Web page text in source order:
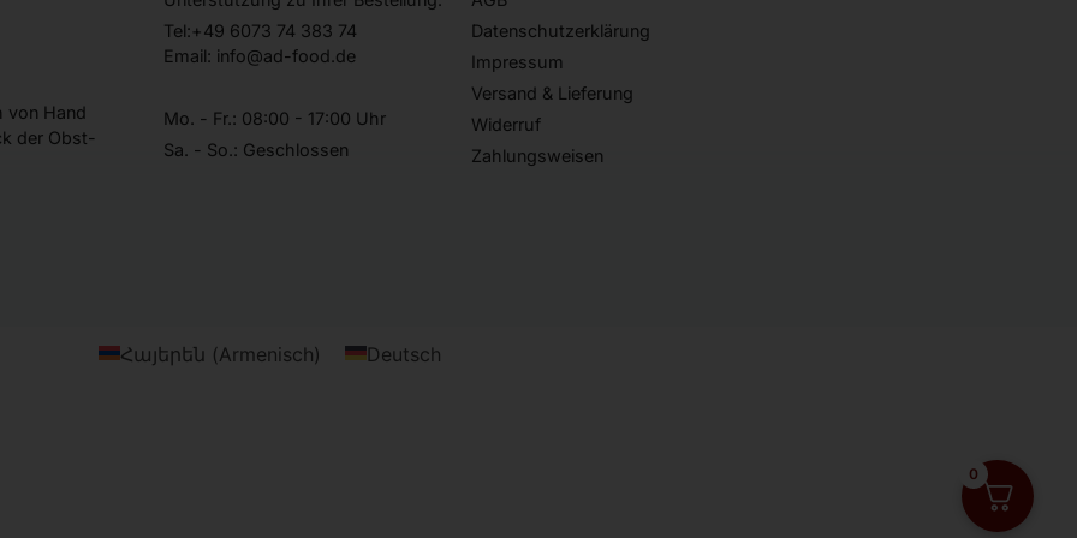
von Hand
der Obst-
Tel:+49 6073 74 383 74
Email: info@ad-food.de
Mo. - Fr.: 08:00 - 17:00 Uhr
Sa. - So.: Geschlossen
Datenschutzerklärung
Impressum
Versand & Lieferung
Widerruf
Zahlungsweisen
Հայերեն (Armenisch) Deutsch
0